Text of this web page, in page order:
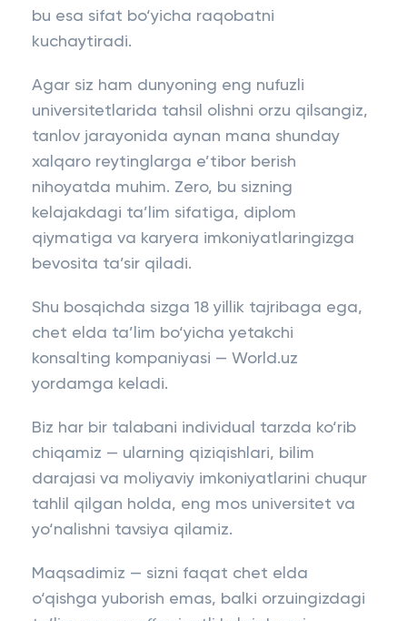
bu esa sifat bo‘yicha raqobatni
kuchaytiradi.
Agar siz ham dunyoning eng nufuzli
universitetlarida tahsil olishni orzu qilsangiz,
tanlov jarayonida aynan mana shunday
xalqaro reytinglarga e’tibor berish
nihoyatda muhim. Zero, bu sizning
kelajakdagi ta’lim sifatiga, diplom
qiymatiga va karyera imkoniyatlaringizga
bevosita ta’sir qiladi.
Shu bosqichda sizga 18 yillik tajribaga ega,
chet elda ta’lim bo‘yicha yetakchi
konsalting kompaniyasi — World.uz
yordamga keladi.
Biz har bir talabani individual tarzda ko‘rib
chiqamiz — ularning qiziqishlari, bilim
darajasi va moliyaviy imkoniyatlarini chuqur
tahlil qilgan holda, eng mos universitet va
yo‘nalishni tavsiya qilamiz.
Maqsadimiz — sizni faqat chet elda
o‘qishga yuborish emas, balki orzuingizdagi